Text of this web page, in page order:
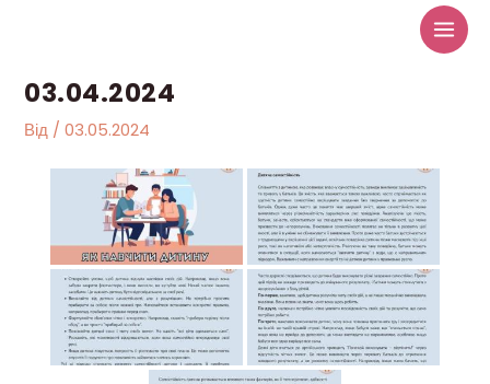
03.04.2024
Від /03.05.2024